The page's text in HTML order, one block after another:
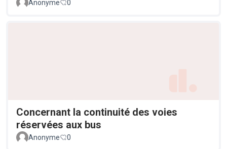
Anonyme 0
Concernant la continuité des voies
réservées aux bus
Anonyme 0